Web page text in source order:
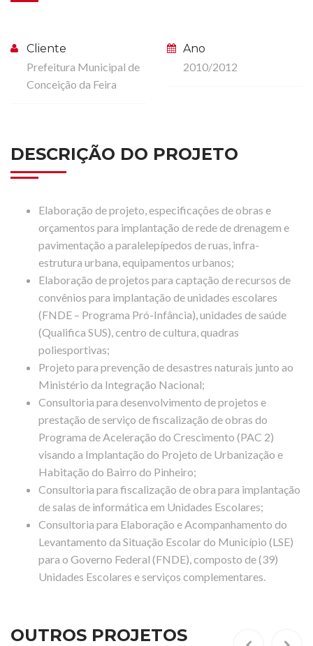
Cliente
Prefeitura Municipal de
Conceição da Feira
Ano
2010/2012
DESCRIÇÃO DO PROJETO
Elaboração de projeto, especificações de obras e
orçamentos para implantação de rede de drenagem e
pavimentação a paralelepípedos de ruas, infra-
estrutura urbana, equipamentos urbanos;
Elaboração de projetos para captação de recursos de
convênios para implantação de unidades escolares
(FNDE – Programa Pró-Infância), unidades de saúde
(Qualifica SUS), centro de cultura, quadras
poliesportivas;
Projeto para prevenção de desastres naturais junto ao
Ministério da Integração Nacional;
Consultoria para desenvolvimento de projetos e
prestação de serviço de fiscalização de obras do
Programa de Aceleração do Crescimento (PAC 2)
visando a Implantação do Projeto de Urbanização e
Habitação do Bairro do Pinheiro;
Consultoria para fiscalização de obra para implantação
de salas de informática em Unidades Escolares;
Consultoria para Elaboração e Acompanhamento do
Levantamento da Situação Escolar do Município (LSE)
para o Governo Federal (FNDE), composto de (39)
Unidades Escolares e serviços complementares.
OUTROS PROJETOS